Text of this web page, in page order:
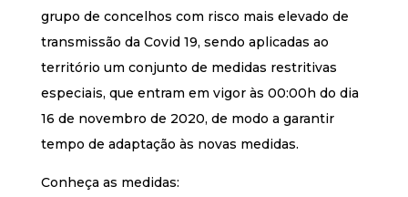
grupo de concelhos com risco mais elevado de
transmissão da Covid 19, sendo aplicadas ao
território um conjunto de medidas restritivas
especiais, que entram em vigor às 00:00h do dia
16 de novembro de 2020, de modo a garantir
tempo de adaptação às novas medidas.
Conheça as medidas: